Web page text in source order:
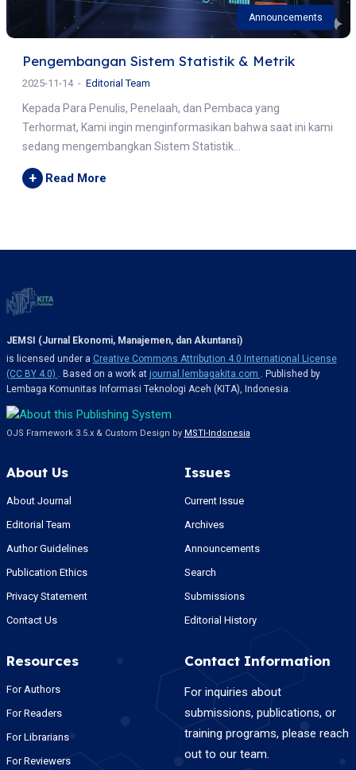
Announcements
Pengembangan Sistem Statistik & Metrik
2025-11-14 Editorial Team
Kepada Para Penulis, Penelaah, dan Pembaca yang
Terhormat, Kami ingin menginformasikan bahwa saat ini kami
sedang mengembangkan Sistem Statistik...
+ Read More
JEMSI (Jurnal Ekonomi, Manajemen, dan Akuntansi)
is licensed under a Creative Commons Attribution 4.0 International License
(CC BY 4.0)
. Based on a work at journal.lembagakita.com
. Published by
Lembaga Komunitas Informasi Teknologi Aceh (KITA), Indonesia.
OJS Framework 3.5.x & Custom Design by MSTI-Indonesia
About Us
About Journal
Editorial Team
Author Guidelines
Publication Ethics
Privacy Statement
Contact Us
Issues
Current Issue
Archives
Announcements
Search
Submissions
Editorial History
Resources
For Authors
For Readers
For Librarians
For Reviewers
Contact Information
For inquiries about
submissions, publications, or
training programs, please reach
out to our team.